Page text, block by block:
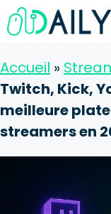
Aller
au
Accueil »
Twitch, Kick,
meilleure
streamers en